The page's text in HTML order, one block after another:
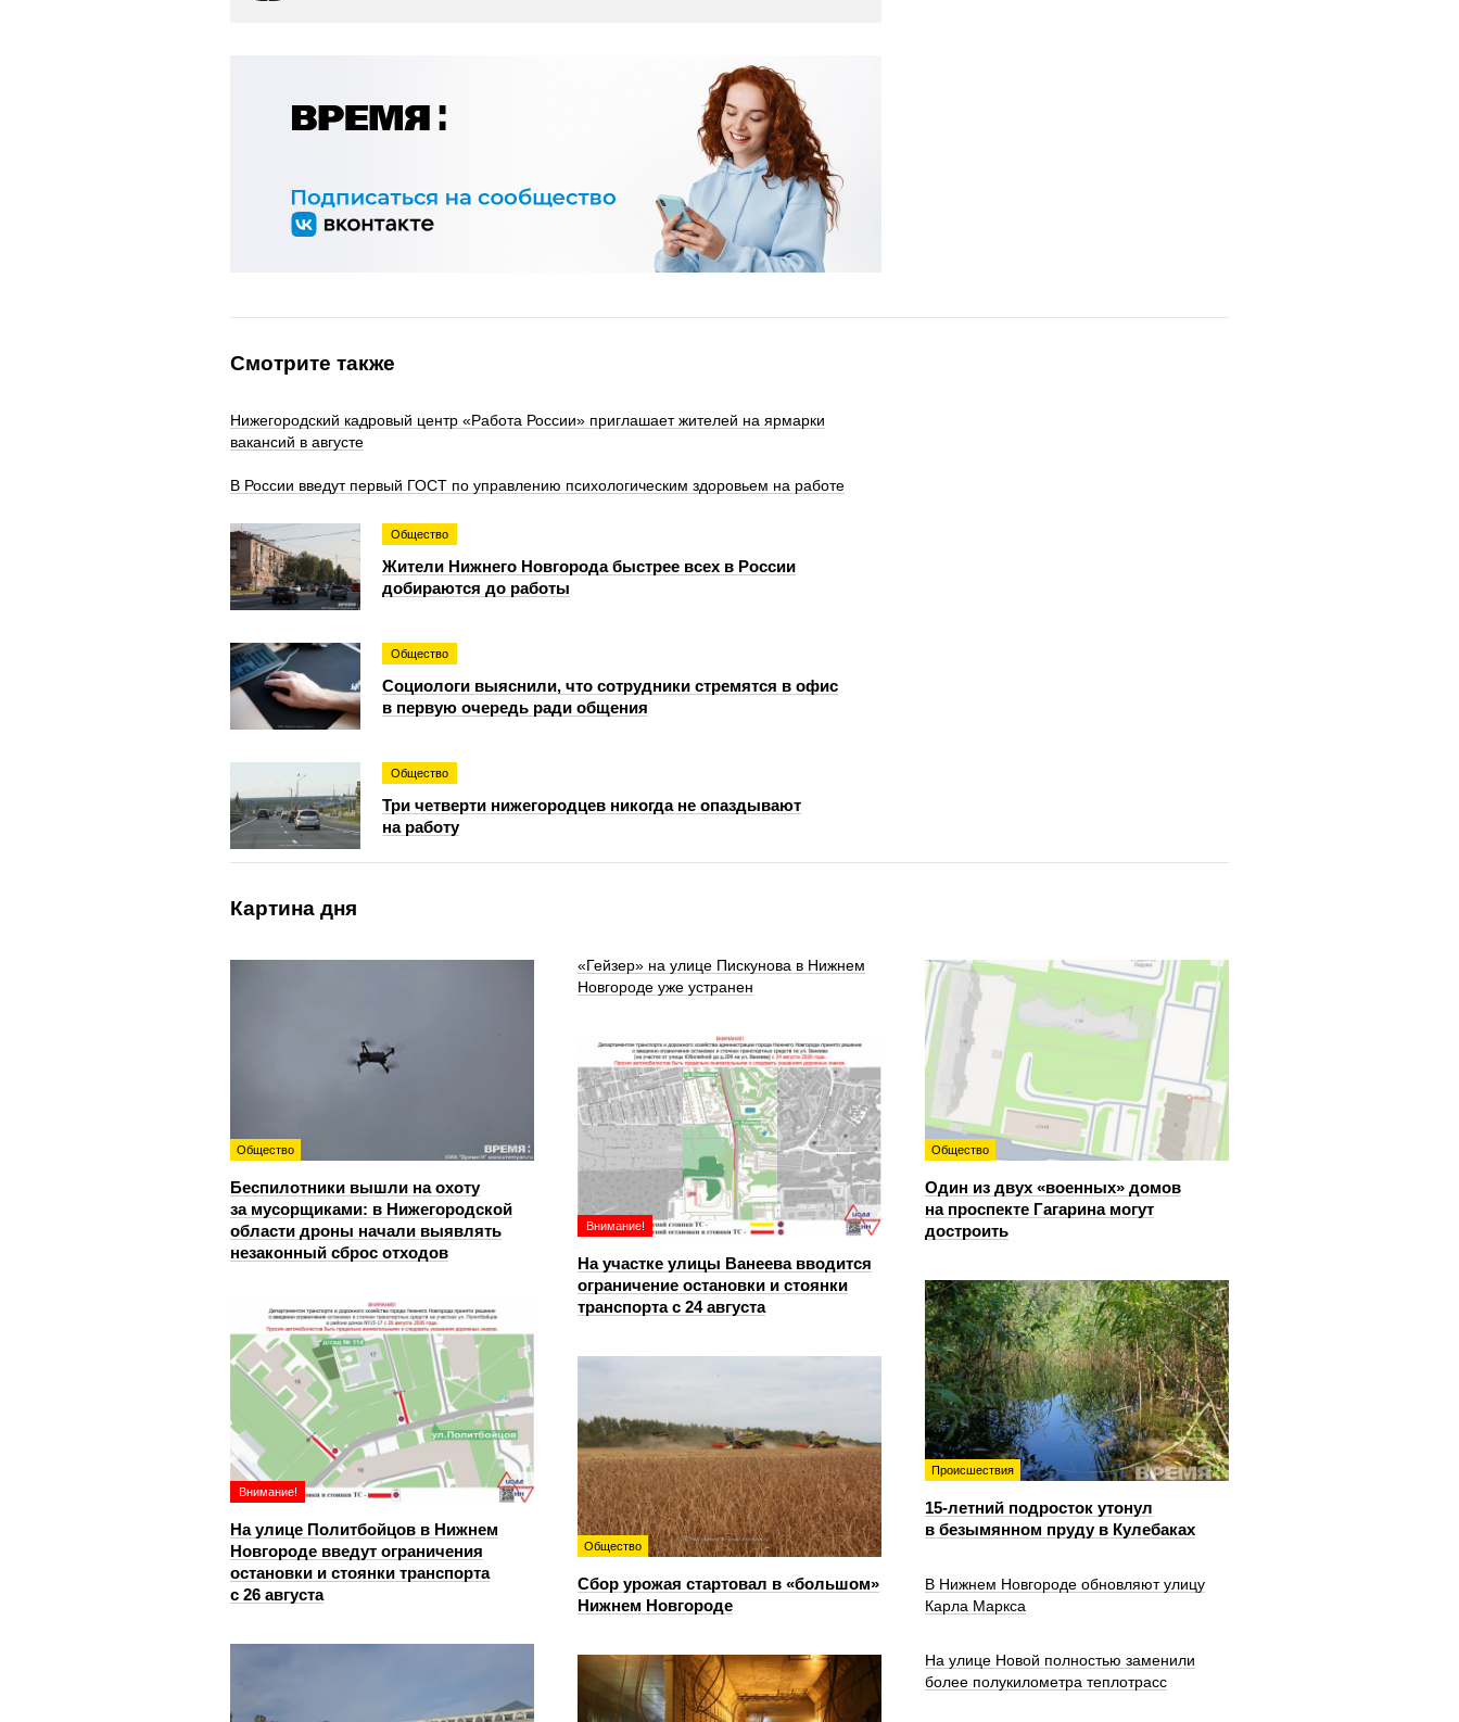
Смотрите также
Нижегородский кадровый центр «Работа России» приглашает жителей на ярмарки
вакансий в августе
В России введут первый ГОСТ по управлению психологическим здоровьем на работе
Общество
Жители Нижнего Новгорода быстрее всех в России
добираются до работы
Общество
Социологи выяснили, что сотрудники стремятся в офис
в первую очередь ради общения
Общество
Три четверти нижегородцев никогда не опаздывают
на работу
Картина дня
Общество
Беспилотники вышли на охоту
за мусорщиками: в Нижегородской
области дроны начали выявлять
незаконный сброс отходов
«Гейзер» на улице Пискунова в Нижнем
Новгороде уже устранен
Общество
Один из двух «военных» домов
на проспекте Гагарина могут
достроить
Внимание!
На участке улицы Ванеева вводится
ограничение остановки и стоянки
транспорта с 24 августа
Происшествия
15-летний подросток утонул
в безымянном пруду в Кулебаках
Внимание!
На улице Политбойцов в Нижнем
Новгороде введут ограничения
остановки и стоянки транспорта
с 26 августа
Общество
Сбор урожая стартовал в «большом»
Нижнем Новгороде
В Нижнем Новгороде обновляют улицу
Карла Маркса
На улице Новой полностью заменили
более полукилометра теплотрасс